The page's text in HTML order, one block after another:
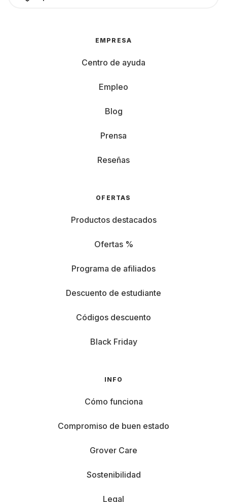
EMPRESA
Centro de ayuda
Empleo
Blog
Prensa
Reseñas
OFERTAS
Productos destacados
Ofertas %
Programa de afiliados
Descuento de estudiante
Códigos descuento
Black Friday
INFO
Cómo funciona
Compromiso de buen estado
Grover Care
Sostenibilidad
Legal